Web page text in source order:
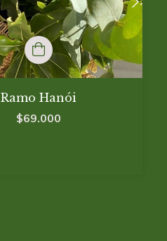
Ramo Hanói
$69.000